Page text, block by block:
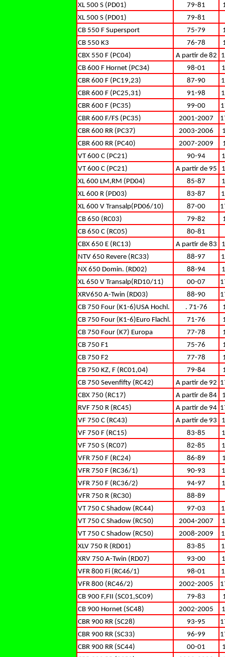
XL 500 S (PD01) 79-81
XL 500 S (PD01)
79-81
CB 550 F Supersport
75-79
CB 550 K3
76-78
CBX 550 F (PC04)
A partir de 82
CB 600 F Hornet (PC34)
98-01
CBR 600 F (PC19,23)
87-90
CBR 600 F (PC25,31)
91-98
CBR 600 F (PC35)
99-00
CBR 600 F/FS (PC35)
2001-2007
CBR 600 RR (PC37)
2003-2006
CBR 600 RR (PC40)
2007-2009
VT 600 C (PC21)
90-94
VT 600 C (PC21)
A partir de 95
XL 600 LM,RM (PD04)
85-87
XL 600 R (PD03)
83-87
XL 600 V Transalp(PD06/10)
87-00
CB 650 (RC03)
79-82
CB 650 C (RC05)
80-81
CBX 650 E (RC13)
A partir de 83
NTV 650 Revere (RC33)
88-97
NX 650 Domin. (RD02)
88-94
XL 650 V Transalp(RD10/11)
00-07
XRV650 A-Twin (RD03)
88-90
CB 750 Four (K1-6)USA Hochl.
. 71-76
CB 750 Four (K1-6)Euro Flachl.
71-76
CB 750 Four (K7) Europa
77-78
CB 750 F1
75-76
CB 750 F2
77-78
CB 750 KZ, F (RC01,04)
79-84
CB 750 Sevenfifty (RC42)
A partir de 92
CBX 750 (RC17)
A partir de 84
RVF 750 R (RC45)
A partir de 94
VF 750 C (RC43)
A partir de 93
VF 750 F (RC15)
83-85
VF 750 S (RC07)
82-85
VFR 750 F (RC24)
86-89
VFR 750 F (RC36/1)
90-93
VFR 750 F (RC36/2)
94-97
VFR 750 R (RC30)
88-89
VT 750 C Shadow (RC44)
97-03
VT 750 C Shadow (RC50)
2004-2007
VT 750 C Shadow (RC50)
2008-2009
XLV 750 R (RD01)
83-85
XRV 750 A-Twin (RD07)
93-00
VFR 800 Fi (RC46/1)
98-01
VFR 800 (RC46/2)
2002-2005
CB 900 F,FII (SC01,SC09)
79-83
CB 900 Hornet (SC48)
2002-2005
CBR 900 RR (SC28)
93-95
CBR 900 RR (SC33)
96-99
CBR 900 RR (SC44)
00-01